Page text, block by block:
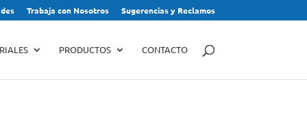
Trabaja con Nosotros Sugerencias y Reclamos
PRODUCTOS CONTACTO